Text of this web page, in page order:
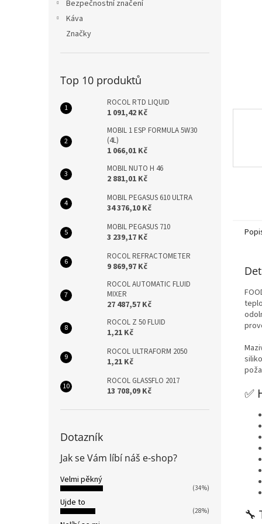
Bezpečnostní značení
Káva
Značky
Top 10 produktů
ROCOL RTD LIQUID
1 091,42 Kč
MOBIL 1 ESP FORMULA 5W30
(4L)
1 066,01 Kč
MOBIL NUTO H 46
2 881,01 Kč
MOBIL PEGASUS 610 ULTRA
34 376,10 Kč
MOBIL PEGASUS 710
3 239,17 Kč
ROCOL REFRACTOMETER
9 869,97 Kč
ROCOL AUTOMATIC FLUID
MIXER
27 487,57 Kč
ROCOL Z 50 FLUID
1,21 Kč
ROCOL ULTRAFORM 2050
1,21 Kč
ROCOL GLASSFLO 2017
13 708,09 Kč
Dotazník
Jak se Vám líbí náš e-shop?
Velmi pěkný
(34%)
Ujde to
(28%)
✅
🔧